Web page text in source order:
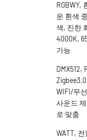
RGBWY,
운 흰색
색, 진한
4000K,
가능
DMX512,
WIFI/무
사운드
로 맞춤
WATT,